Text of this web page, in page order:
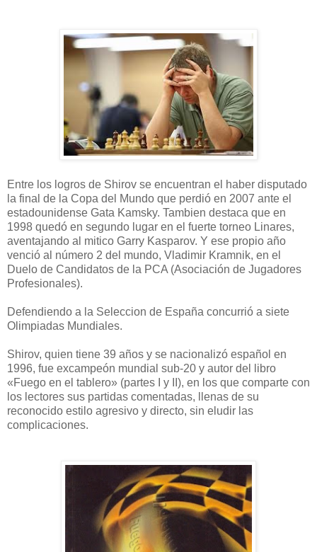
Entre los logros de Shirov se encuentran el haber disputado
la final de la Copa del Mundo que perdió en 2007 ante el
estadounidense Gata Kamsky. Tambien destaca que en
1998 quedó en segundo lugar en el fuerte torneo Linares,
aventajando al mitico Garry Kasparov. Y ese propio año
venció al número 2 del mundo, Vladimir Kramnik, en el
Duelo de Candidatos de la PCA (Asociación de Jugadores
Profesionales).
Defendiendo a la Seleccion de España concurrió a siete
Olimpiadas Mundiales.
Shirov, quien tiene 39 años y se nacionalizó español en
1996, fue excampeón mundial sub-20 y autor del libro
«Fuego en el tablero» (partes I y II), en los que comparte con
los lectores sus partidas comentadas, llenas de su
reconocido estilo agresivo y directo, sin eludir las
complicaciones.